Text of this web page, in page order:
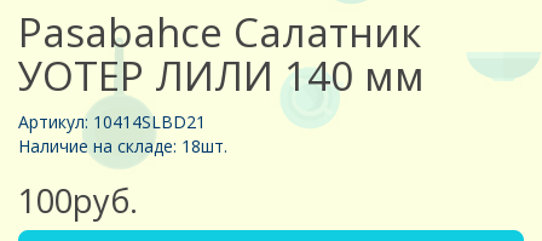
Pasabahce Салатник
УОТЕР ЛИЛИ 140 мм
Артикул: 10414SLBD21
Наличие на складе: 18шт.
100руб.